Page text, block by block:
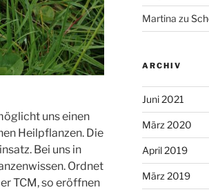
uns einen
Heilpflanzen. Die
Bei uns in
Ordnet
TCM, so eröffnen
Martina zu
ARCHIV
Juni 2021
März 2020
April 2019
März 2019